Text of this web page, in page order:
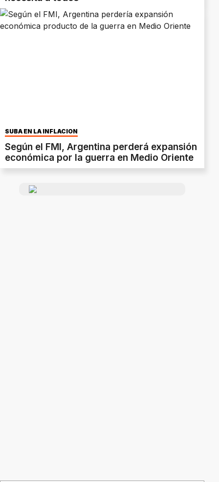
SUBA EN LA INFLACIÓN
Según el FMI, Argentina perderá expansión
económica por la guerra en Medio Oriente